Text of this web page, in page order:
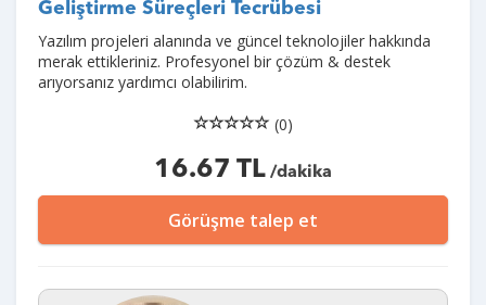
Geliştirme Süreçleri Tecrübesi
Yazılım projeleri alanında ve güncel teknolojiler hakkında
merak ettikleriniz. Profesyonel bir çözüm & destek
arıyorsanız yardımcı olabilirim.
(0)
16.67 TL /dakika
Görüşme talep et